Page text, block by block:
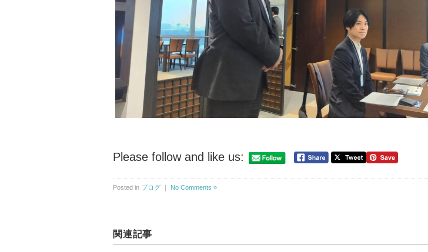
Please follow and like us:
Posted in ブログ No Comments »
関連記事